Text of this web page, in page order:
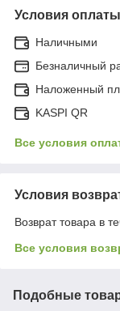
Условия оплаты
Наличными
Безналичный
Наложенный
KASPI QR
Все условия
Условия
Возврат товара в
Все условия
Подобные